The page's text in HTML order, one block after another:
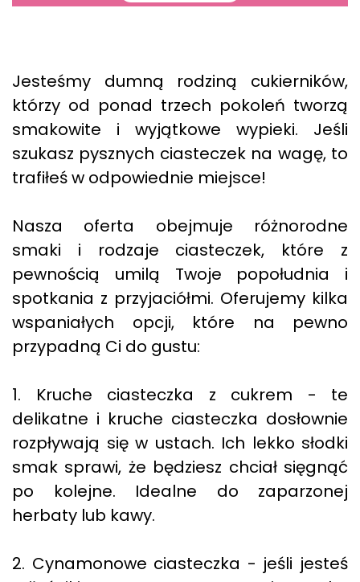
Jesteśmy dumną rodziną cukierników,
którzy od ponad trzech pokoleń tworzą
smakowite i wyjątkowe wypieki. Jeśli
szukasz pysznych ciasteczek na wagę, to
trafiłeś w odpowiednie miejsce!
Nasza oferta obejmuje różnorodne
smaki i rodzaje ciasteczek, które z
pewnością umilą Twoje popołudnia i
spotkania z przyjaciółmi. Oferujemy kilka
wspaniałych opcji, które na pewno
przypadną Ci do gustu:
1. Kruche ciasteczka z cukrem - te
delikatne i kruche ciasteczka dosłownie
rozpływają się w ustach. Ich lekko słodki
smak sprawi, że będziesz chciał sięgnąć
po kolejne. Idealne do zaparzonej
herbaty lub kawy.
2. Cynamonowe ciasteczka - jeśli jesteś